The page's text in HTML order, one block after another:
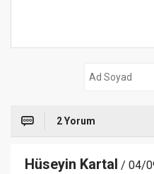
2 Yorum
Hüseyin Kartal / 04/